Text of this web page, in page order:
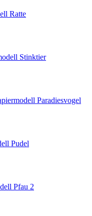
Ratte
Stinktier
Paradiesvogel
Pudel
Pfau 2